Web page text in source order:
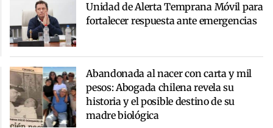
Unidad de Alerta Temprana Móvil para
fortalecer respuesta ante emergencias
Abandonada al nacer con carta y mil
pesos: Abogada chilena revela su
historia y el posible destino de su
madre biológica